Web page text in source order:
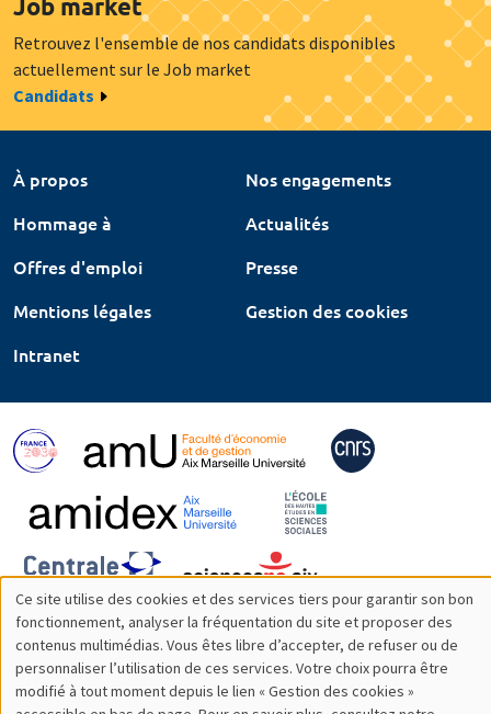
Job market
Retrouvez l'ensemble de nos candidats disponibles
actuellement sur le Job market
Candidats
À propos
Nos engagements
Hommage à
Actualités
Offres d'emploi
Presse
Mentions légales
Gestion des cookies
Intranet
Utilisation
des
données
Ce site utilise des cookies et des services tiers pour garantir son bon
fonctionnement, analyser la fréquentation du site et proposer des
contenus multimédias. Vous êtes libre d’accepter, de refuser ou de
personnaliser l’utilisation de ces services. Votre choix pourra être
modifié à tout moment depuis le lien « Gestion des cookies »